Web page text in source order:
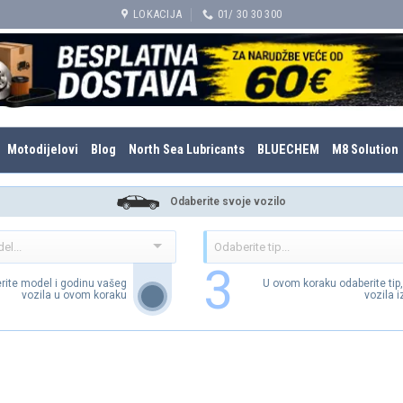
LOKACIJA 01/ 30 30 300
Motodijelovi Blog North Sea Lubricants BLUECHEM M8 Solution
Odaberite svoje vozilo
model i godinu vašeg
vozila u ovom koraku
3
U ovom koraku odaberite
vozila